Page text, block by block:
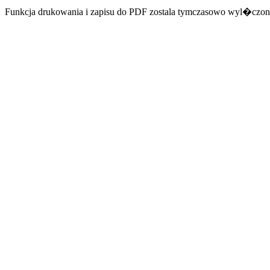
Funkcja drukowania i zapisu do PDF zostala tymczasowo